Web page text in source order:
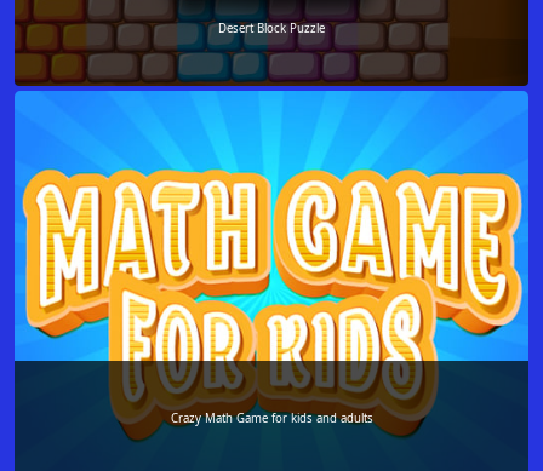
Desert Block Puzzle
Crazy Math Game for kids and adults